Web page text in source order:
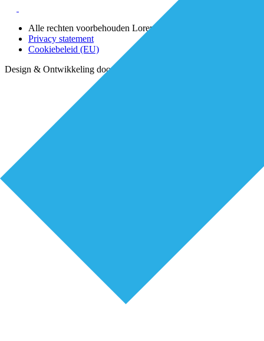
Alle rechten voorbehouden Lorenz 2025
Privacy statement
Cookiebeleid (EU)
Design & Ontwikkeling door